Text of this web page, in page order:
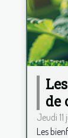
de
Jeudi
Les